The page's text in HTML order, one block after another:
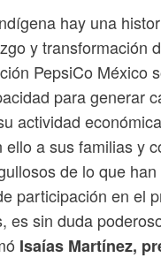
hay una
y transformación
PepsiCo México
para generar
actividad
ello a sus familias y
de lo que
participación en el
es sin duda
Isaías Martínez,